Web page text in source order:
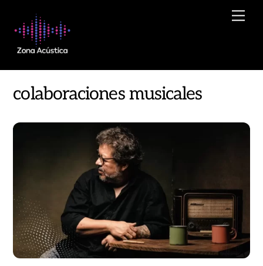
content
colaboraciones musicales